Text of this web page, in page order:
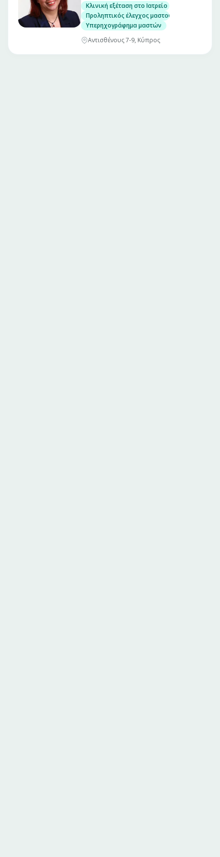
Κλινική εξέταση στο Ιατρείο
Προληπτικός έλεγχος μαστού
Υπερηχογράφημα μαστών
Αντισθένους 7-9, Κύπρος